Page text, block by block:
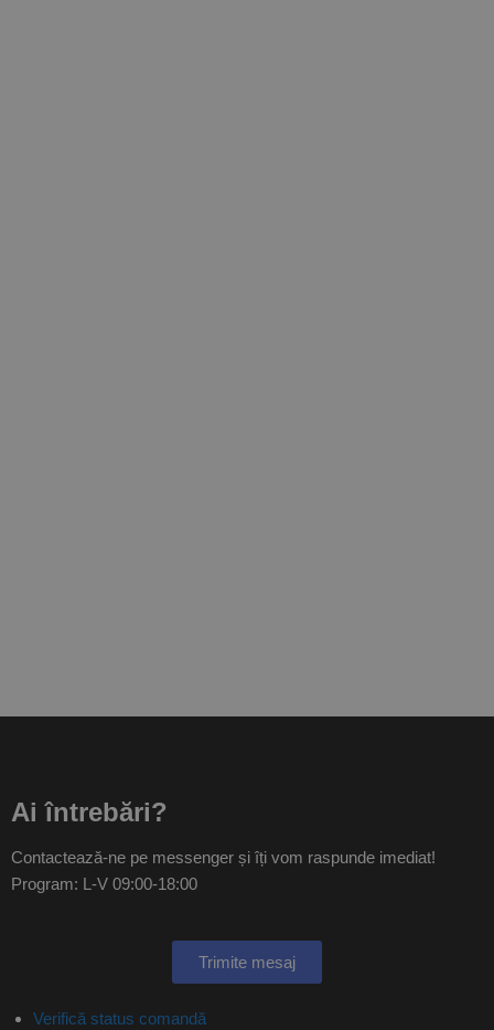
Ai întrebări?
Contactează-ne pe messenger și îți vom raspunde imediat!
Program: L-V 09:00-18:00
Trimite mesaj
Verifică status comandă